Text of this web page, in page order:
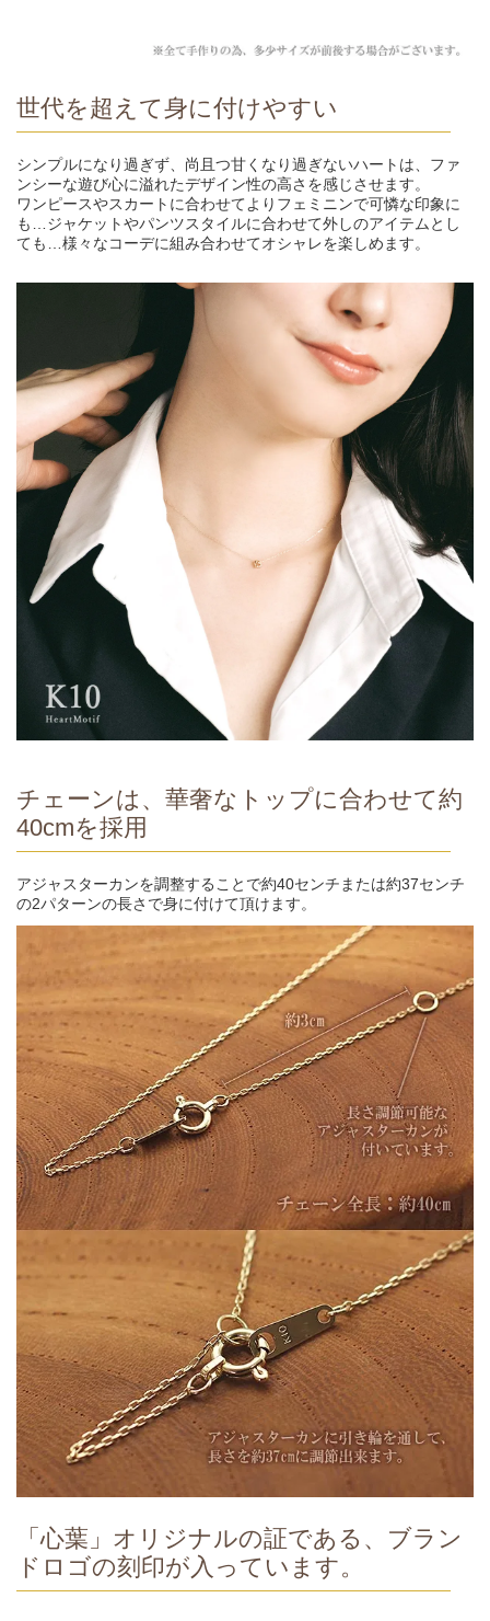
世代を超えて身に付けやすい
シンプルになり過ぎず、尚且つ甘くなり過ぎないハートは、ファ
ンシーな遊び心に溢れたデザイン性の高さを感じさせます。
ワンピースやスカートに合わせてよりフェミニンで可憐な印象に
も…ジャケットやパンツスタイルに合わせて外しのアイテムとし
ても…様々なコーデに組み合わせてオシャレを楽しめます。
チェーンは、華奢なトップに合わせて約
40cmを採用
アジャスターカンを調整することで約40センチまたは約37センチ
の2パターンの長さで身に付けて頂けます。
「心葉」オリジナルの証である、ブラン
ドロゴの刻印が入っています。